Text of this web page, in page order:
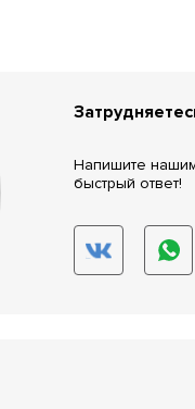
Напишите нашим
быстрый ответ!